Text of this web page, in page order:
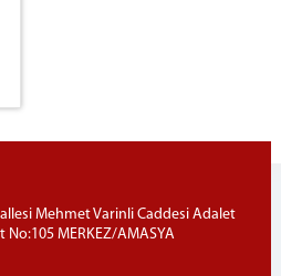
Mehmet Varinli Caddesi Adalet
No:105 MERKEZ/AMASYA